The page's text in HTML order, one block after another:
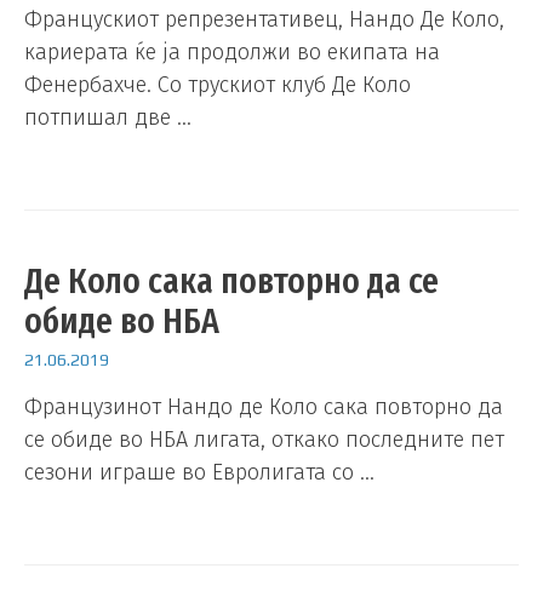
Францускиот репрезентативец, Нандо Де Коло,
кариерата ќе ја продолжи во екипата на
Фенербахче. Со трускиот клуб Де Коло
потпишал две …
Де Коло сака повторно да се
обиде во НБА
21.06.2019
Французинот Нандо де Коло сака повторно да
се обиде во НБА лигата, откако последните пет
сезони играше во Евролигата со …